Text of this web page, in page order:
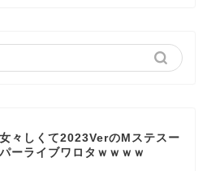
女々しくて2023VerのMステスー
パーライブワロタｗｗｗｗ